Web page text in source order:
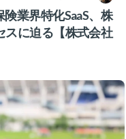
業界特化SaaS、株
スに迫る【株式会社